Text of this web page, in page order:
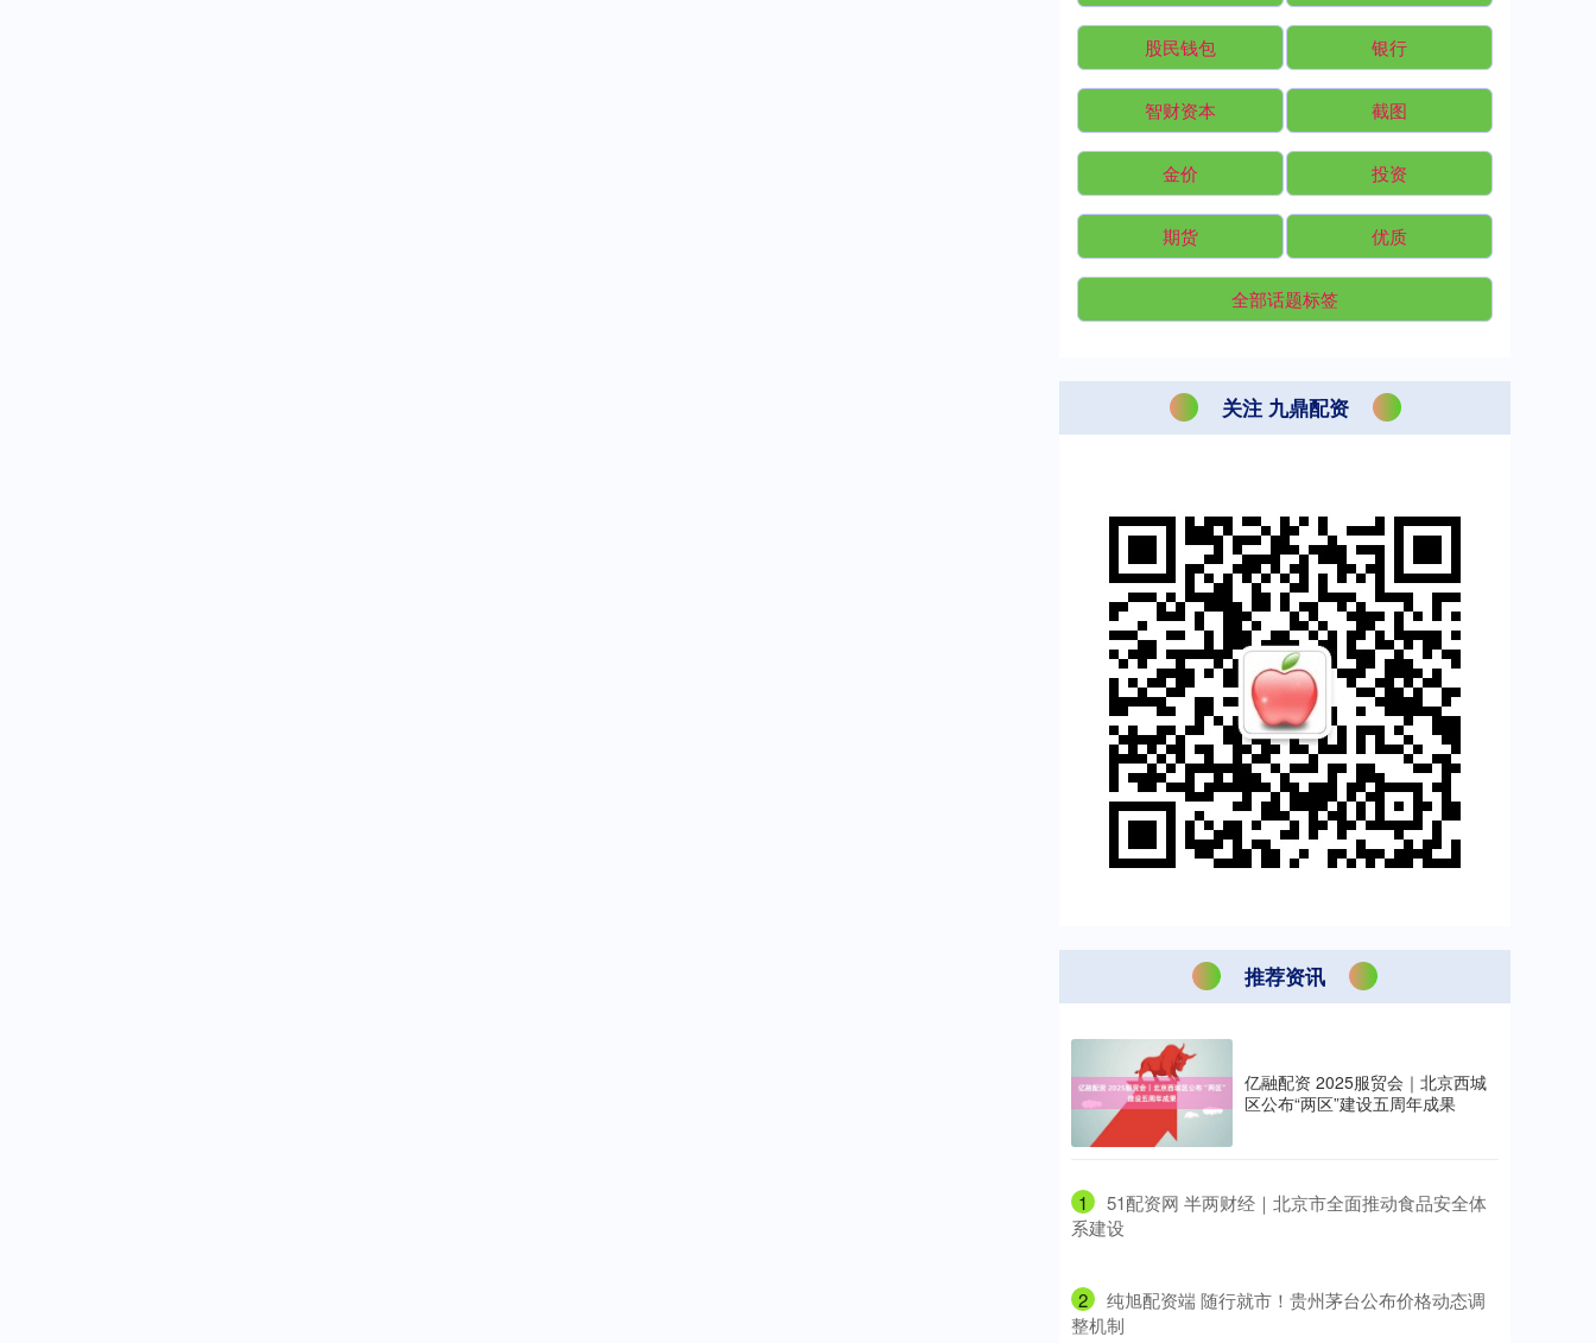
股民钱包 银行
智财资本 截图
金价 投资
期货 优质
全部话题标签
关注 九鼎配资
推荐资讯
亿融配资 2025服贸会｜北京西城
区公布“两区”建设五周年成果
1
​51配资网 半两财经｜北京市全面推动食品安全体
系建设
2
​纯旭配资端 随行就市！贵州茅台公布价格动态调
整机制